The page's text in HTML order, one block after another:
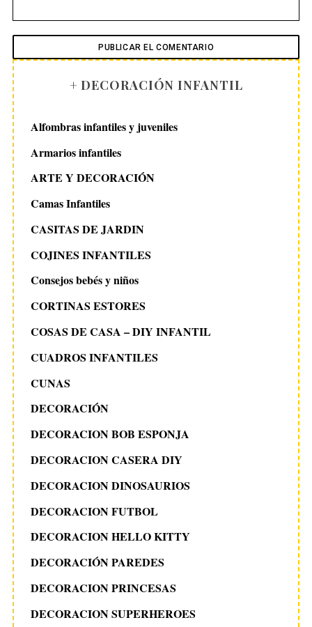
+ DECORACIÓN INFANTIL
Alfombras infantiles y juveniles
Armarios infantiles
ARTE Y DECORACIÓN
Camas Infantiles
CASITAS DE JARDIN
COJINES INFANTILES
Consejos bebés y niños
CORTINAS ESTORES
COSAS DE CASA – DIY INFANTIL
CUADROS INFANTILES
CUNAS
DECORACIÓN
DECORACION BOB ESPONJA
DECORACION CASERA DIY
DECORACION DINOSAURIOS
DECORACION FUTBOL
DECORACION HELLO KITTY
DECORACIÓN PAREDES
DECORACION PRINCESAS
DECORACION SUPERHEROES
o
r